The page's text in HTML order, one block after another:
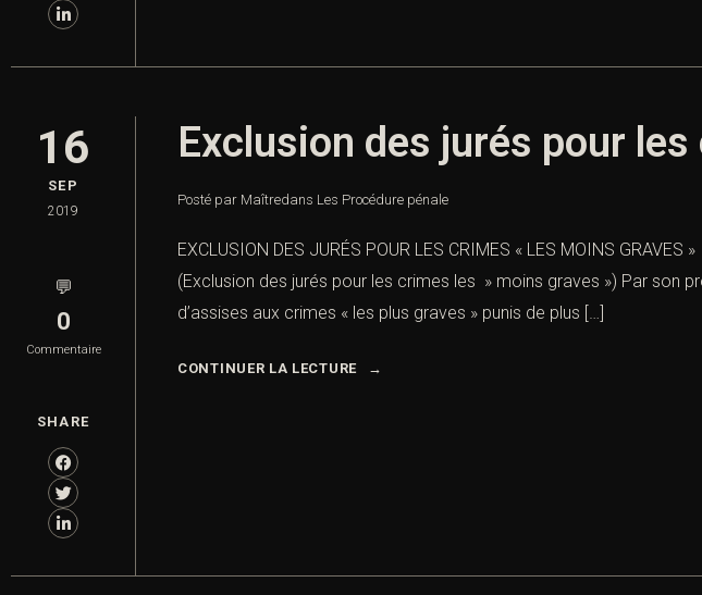
16
SEP
2019
💬
0
Commentaire
SHARE
Exclusion des jurés pour
Posté par Maîtredans Les Procédure pénale
EXCLUSION DES JURÉS POUR LES CRIMES « LES MOINS
(Exclusion des jurés pour les crimes les » moins graves ») Par son
d’assises aux crimes « les plus graves » punis de plus […]
CONTINUER LA LECTURE